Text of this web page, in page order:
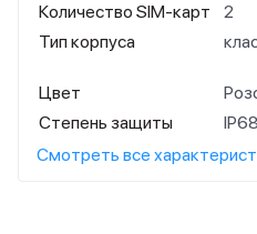
Количество SIM-карт
2
Тип корпуса
Цвет
Степень защиты
IP68
Смотреть все